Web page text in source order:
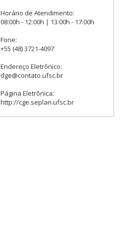
Horário de Atendimento:
08:00h - 12:00h | 13:00h - 17:00h
Fone:
+55 (48) 3721-4097
Endereço Eletrônico:
dge@contato.ufsc.br
Página Eletrônica:
http://cge.seplan.ufsc.br